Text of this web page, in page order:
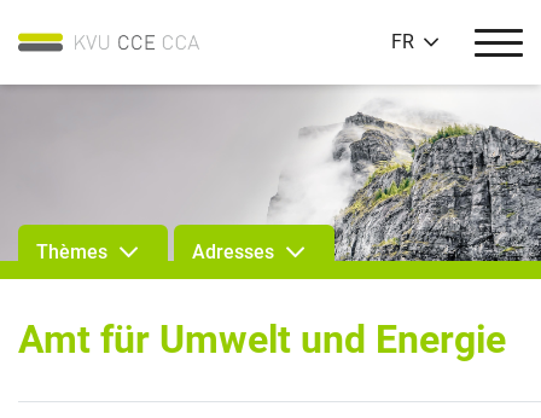
FR
Thèmes Adresses
Amt für Umwelt und Energie